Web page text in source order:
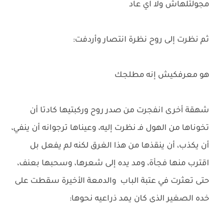
مجولتلهاش ولا اي عاد
ثم نظرت إلى روح نظرة انتصار وأردفت:
هو معرفكيش إنه مطلجك
شهقة أخرى انفجرت من صدر روح وركبتيها كادتا أن
تخوناها من الهول فـ نظرت إليه، وعيناها ترجوانه أن ينفي،
أن يكذب، أن ينقذها من هذا الغرق لكنه لم يفعل بل
اقترب منها فجأة، ومد يده إلى شعرها، وسحبها بعنف،
حتى تعثرت في عتبة الباب والدمعة الأخيرة سقطت على
خده الصغير الذي كان يمد ذراعيه نحوها: